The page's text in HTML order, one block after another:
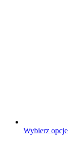
Wybierz opcjeTen